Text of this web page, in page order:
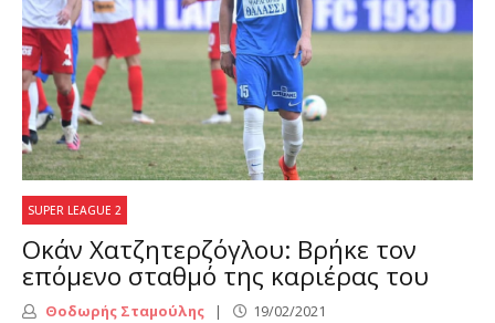
SUPER LEAGUE 2
Οκάν Χατζητερζόγλου: Βρήκε τον
επόμενο σταθμό της καριέρας του
Θοδωρής Σταμούλης 19/02/2021